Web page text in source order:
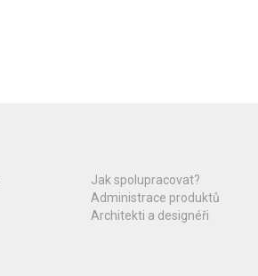
Jak spolupracovat?
Administrace produktů
Architekti a designéři